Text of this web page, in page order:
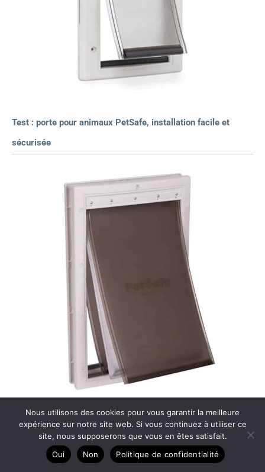
Test : porte pour animaux PetSafe, installation facile et
sécurisée
Test du triple volet PetSafe : porte pour animaux par tous les
Nous utilisons des cookies pour vous garantir la meilleure
expérience sur notre site web. Si vous continuez à utiliser ce
site, nous supposerons que vous en êtes satisfait.
Oui
Non Politique de confidentialité